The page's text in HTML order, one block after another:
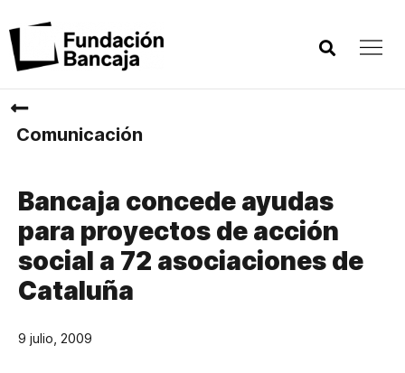
Comunicación
Bancaja concede ayudas
para proyectos de acción
social a 72 asociaciones de
Cataluña
9 julio, 2009